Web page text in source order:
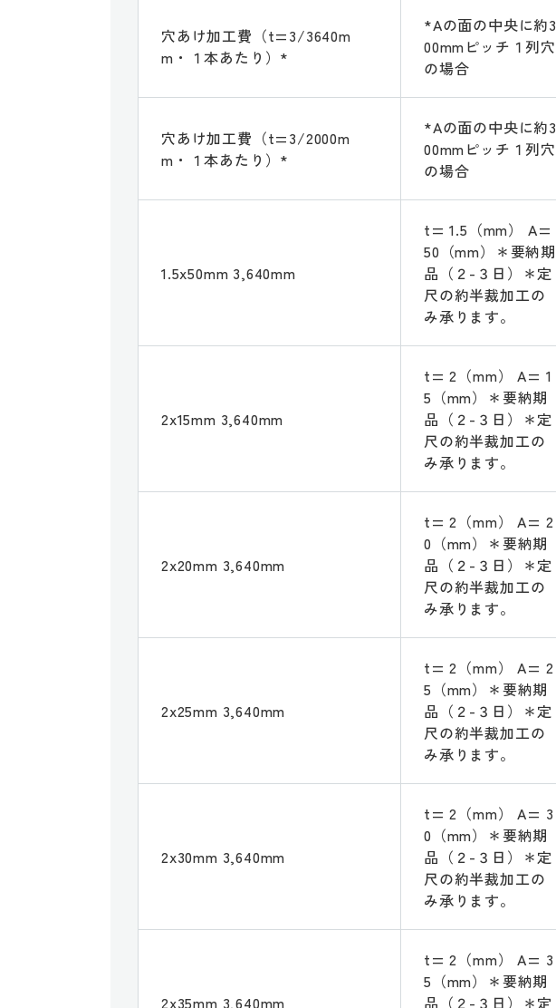
穴あけ加工費（t=3/3640m
m・１本あたり）*
*Aの面の中央に約3
00mmピッチ１列穴
の場合
穴あけ加工費（t=3/2000m
m・１本あたり）*
*Aの面の中央に約3
00mmピッチ１列穴
の場合
1.5x50mm 3,640mm
t= 1.5（mm） A=
50（mm）＊要納期
品（２-３日）＊定
尺の約半裁加工の
み承ります。
2x15mm 3,640mm
t= 2（mm） A= 1
5（mm）＊要納期
品（２-３日）＊定
尺の約半裁加工の
み承ります。
2x20mm 3,640mm
t= 2（mm） A= 2
0（mm）＊要納期
品（２-３日）＊定
尺の約半裁加工の
み承ります。
2x25mm 3,640mm
t= 2（mm） A= 2
5（mm）＊要納期
品（２-３日）＊定
尺の約半裁加工の
み承ります。
2x30mm 3,640mm
t= 2（mm） A= 3
0（mm）＊要納期
品（２-３日）＊定
尺の約半裁加工の
み承ります。
2x35mm 3,640mm
t= 2（mm） A= 3
5（mm）＊要納期
品（２-３日）＊定